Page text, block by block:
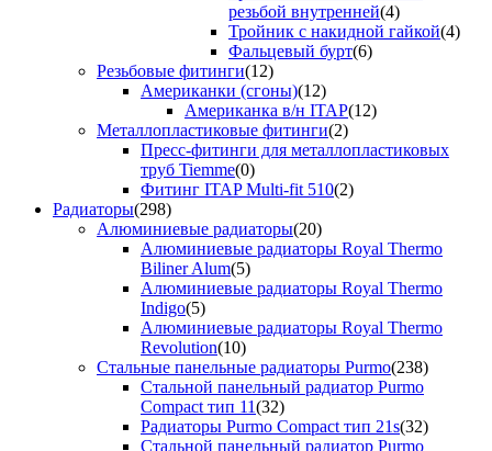
резьбой внутренней(4)
Тройник с накидной гайкой(4)
Фальцевый бурт(6)
Резьбовые фитинги(12)
Американки (сгоны)(12)
Американка в/н ITAP(12)
Металлопластиковые фитинги(2)
Пресс-фитинги для металлопластиковых
труб Tiemme(0)
Фитинг ITAP Multi-fit 510(2)
Радиаторы(298)
Алюминиевые радиаторы(20)
Алюминиевые радиаторы Royal Thermo
Biliner Alum(5)
Алюминиевые радиаторы Royal Thermo
Indigo(5)
Алюминиевые радиаторы Royal Thermo
Revolution(10)
Стальные панельные радиаторы Purmo(238)
Стальной панельный радиатор Purmo
Compact тип 11(32)
Радиаторы Purmo Compact тип 21s(32)
Стальной панельный радиатор Purmo